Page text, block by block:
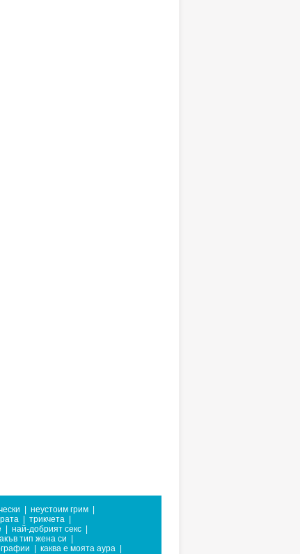
неустоим грим
трикчета
най-добрият секс
тип жена си
каква е моята аура